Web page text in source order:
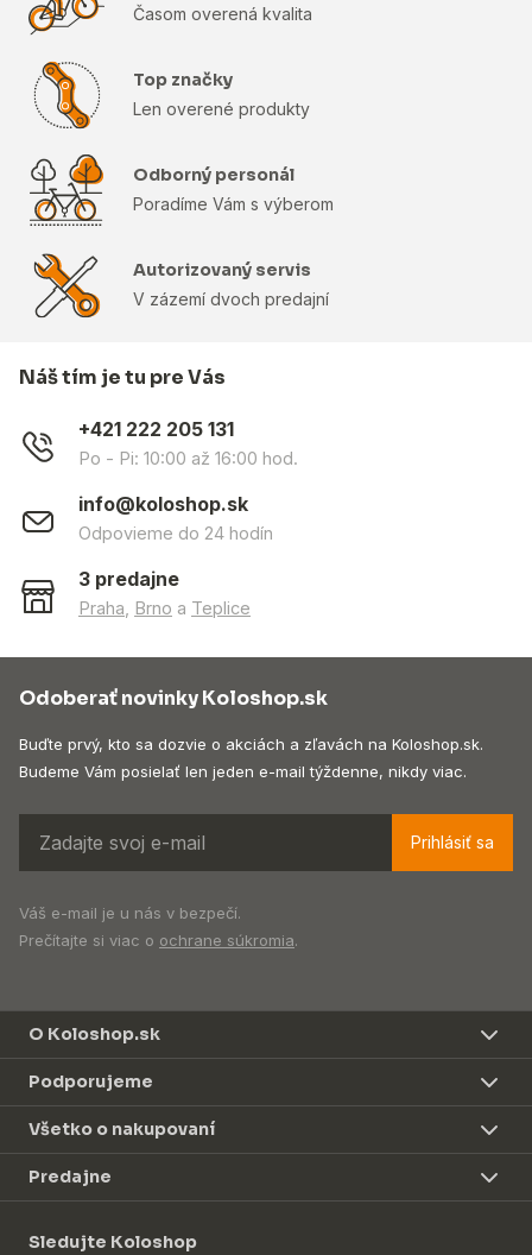
Časom overená kvalita
Top značky
Len overené produkty
Odborný personál
Poradíme Vám s výberom
Autorizovaný servis
V zázemí dvoch predajní
Náš tím je tu pre Vás
+421 222 205 131
Po - Pi: 10:00 až 16:00 hod.
info@koloshop.sk
Odpovieme do 24 hodín
3 predajne
Praha, Brno a Teplice
Odoberať novinky Koloshop.sk
Buďte prvý, kto sa dozvie o akciách a zľavách na Koloshop.sk.
Budeme Vám posielať len jeden e-mail týždenne, nikdy viac.
Prihlásiť sa
Váš e-mail je u nás v bezpečí.
Prečítajte si viac o ochrane súkromia.
O Koloshop.sk
Podporujeme
Všetko o nakupovaní
Predajne
Sledujte Koloshop